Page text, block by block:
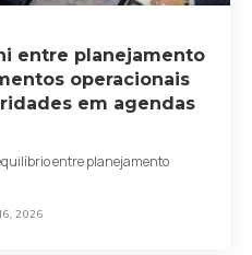
entre planejamento
operacionais
em agendas
entre planejamento
2026